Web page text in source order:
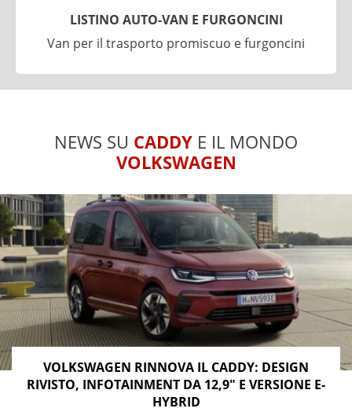
LISTINO AUTO-VAN E FURGONCINI
Van per il trasporto promiscuo e furgoncini
NEWS SU CADDY E IL MONDO
VOLKSWAGEN
VOLKSWAGEN RINNOVA IL CADDY: DESIGN
RIVISTO, INFOTAINMENT DA 12,9″ E VERSIONE E-
HYBRID